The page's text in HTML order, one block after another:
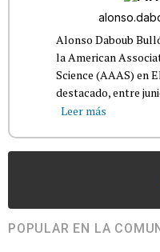
Alonso Daboub
la American
Science (AAAS) en
destacado, entre
Leer más
POPULAR EN LA